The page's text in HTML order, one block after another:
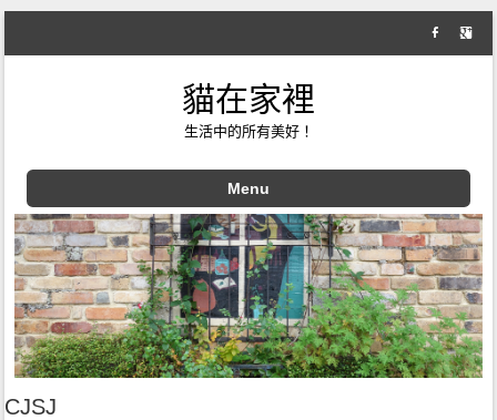
貓在家裡
生活中的所有美好！
Menu
Skip to content
CJSJ